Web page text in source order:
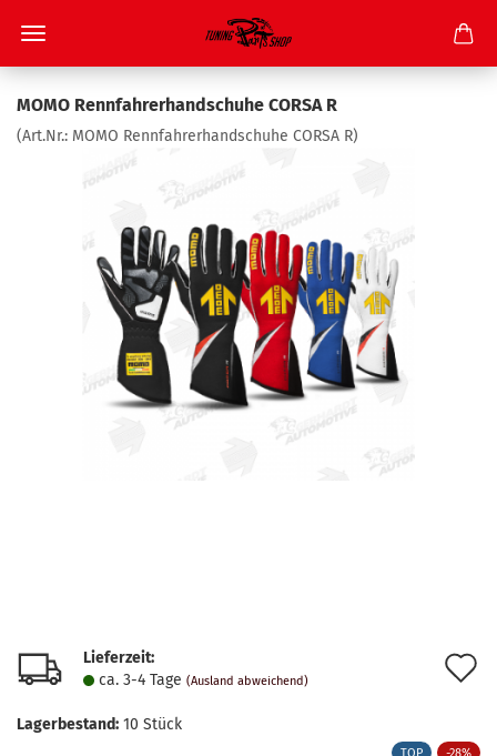
MOMO Renn­fah­rer­hand­schu­he CORSA R
(Art.Nr.: MOMO Renn­fah­rer­hand­schu­he CORSA R)
Lieferzeit:
ca. 3-4 Tage (Ausland abweichend)
Lagerbestand: 10 Stück